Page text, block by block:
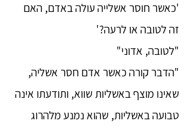
'כאשר חוסר אשלייה עולה באדם, האם
זה לטובה או לרעה?'
"לטובה, אדוני"
"הדבר קורה כאשר אדם חסר אשליה,
שאינו מוצף באשליות שווא, ותודעתו אינה
טבועה באשליות, שהוא נמנע מלהרוג